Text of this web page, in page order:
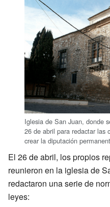
Iglesia de San Juan, donde
26 de abril para redactar las
crear la diputación
El 26 de abril, los propios
reunieron en la iglesia de
redactaron una serie de
leyes: